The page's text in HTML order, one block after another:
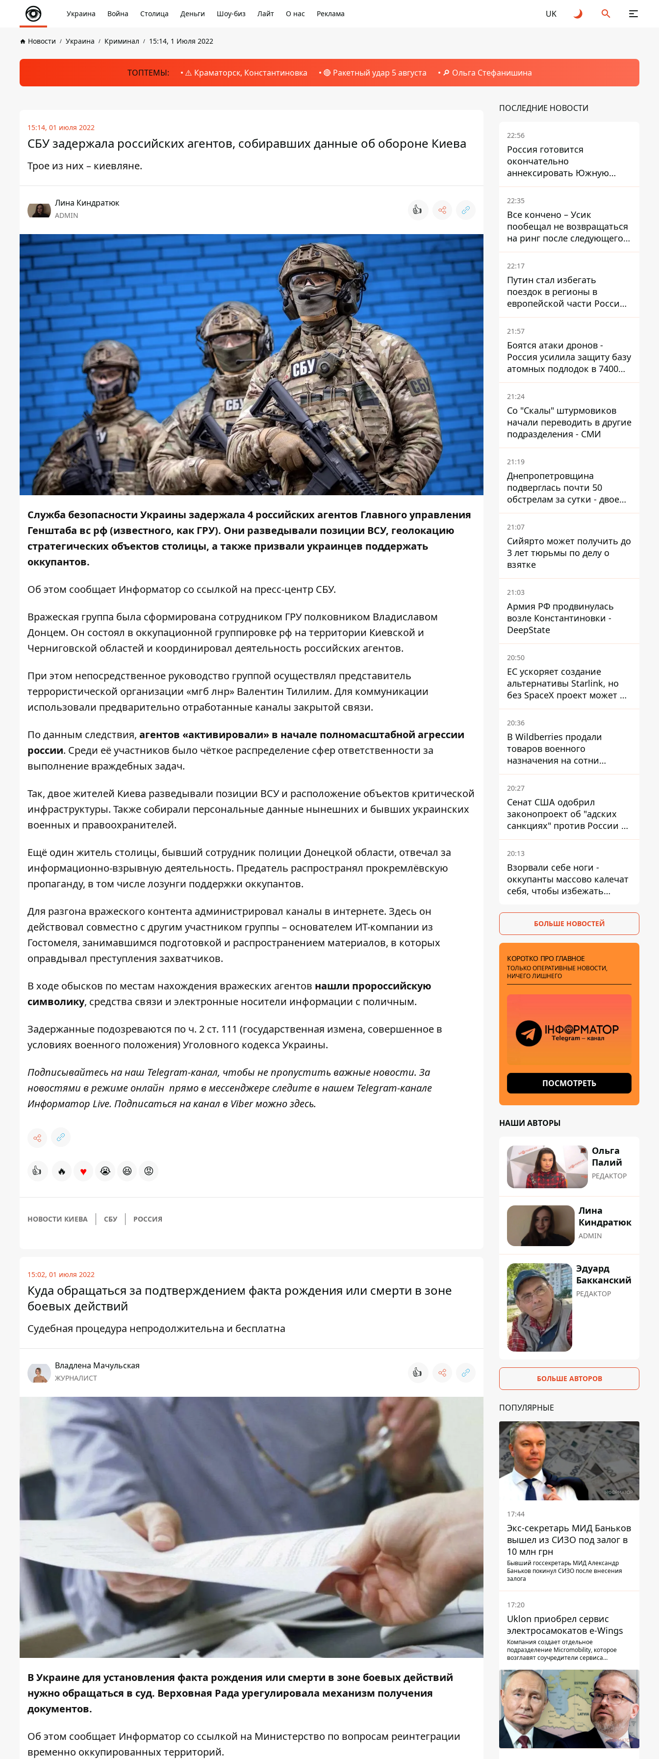
Украина Война Столица Деньги Шоу-биз Лайт О нас Реклама UK
Новости Украина Криминал 15:14, 1 Июля 2022
ТОПТЕМЫ: ⚠️ Краматорск, Константиновка 🔴 Ракетный удар 5 августа 🔎 Ольга Стефанишина
15:14, 01 июля 2022
СБУ задержала российских агентов, собиравших данные об обороне Киева
Трое из них – киевляне.
Лина Киндратюк
ADMIN 👍
Служба безопасности Украины задержала 4 российских агентов Главного управления
Генштаба вс рф (известного, как ГРУ). Они разведывали позиции ВСУ, геолокацию
стратегических объектов столицы, а также призвали украинцев поддержать
оккупантов.
Об этом сообщает Информатор со ссылкой на пресс-центр СБУ.
Вражеская группа была сформирована сотрудником ГРУ полковником Владиславом
Донцем. Он состоял в оккупационной группировке рф на территории Киевской и
Черниговской областей и координировал деятельность российских агентов.
При этом непосредственное руководство группой осуществлял представитель
террористической организации «мгб лнр» Валентин Тилилим. Для коммуникации
использовали предварительно отработанные каналы закрытой связи.
По данным следствия, агентов «активировали» в начале полномасштабной агрессии
россии. Среди её участников было чёткое распределение сфер ответственности за
выполнение враждебных задач.
Так, двое жителей Киева разведывали позиции ВСУ и расположение объектов критической
инфраструктуры. Также собирали персональные данные нынешних и бывших украинских
военных и правоохранителей.
Ещё один житель столицы, бывший сотрудник полиции Донецкой области, отвечал за
информационно-взрывную деятельность. Предатель распространял прокремлёвскую
пропаганду, в том числе лозунги поддержки оккупантов.
Для разгона вражеского контента администрировал каналы в интернете. Здесь он
действовал совместно с другим участником группы – основателем ИТ-компании из
Гостомеля, занимавшимся подготовкой и распространением материалов, в которых
оправдывал преступления захватчиков.
В ходе обысков по местам нахождения вражеских агентов нашли пророссийскую
символику, средства связи и электронные носители информации с поличным.
Задержанные подозреваются по ч. 2 ст. 111 (государственная измена, совершенное в
условиях военного положения) Уголовного кодекса Украины.
Подписывайтесь на наш Telegram-канал, чтобы не пропустить важные новости. За
новостями в режиме онлайн прямо в мессенджере следите в нашем Telegram-канале
Информатор Live. Подписаться на канал в Viber можноздесь.
👍 🔥 ♥ 😭 😆 😡
НОВОСТИ КИЕВА СБУ РОССИЯ
15:02, 01 июля 2022
Куда обращаться за подтверждением факта рождения или смерти в зоне
боевых действий
Судебная процедура непродолжительна и бесплатна
Владлена Мачульская
ЖУРНАЛИСТ 👍
В Украине для установления факта рождения или смерти в зоне боевых действий
нужно обращаться в суд. Верховная Рада урегулировала механизм получения
документов.
Об этом сообщает Информатор со ссылкой на Министерство по вопросам реинтеграции
временно оккупированных территорий.
ПОСЛЕДНИЕ НОВОСТИ
22:56
Россия готовится
окончательно
аннексировать Южную
Осетию – страны НАТО
обеспокоены
22:35
Все кончено – Усик
пообещал не возвращаться
на ринг после следующего
боя
22:17
Путин стал избегать
поездок в регионы в
европейской части России,
куда регулярно долетают
дроны
21:57
Боятся атаки дронов -
Россия усилила защиту базу
атомных подлодок в 7400
км от Украины
21:24
Со "Скалы" штурмовиков
начали переводить в другие
подразделения - СМИ
21:19
Днепропетровщина
подверглась почти 50
обстрелам за сутки - двое
погибших, шесть
пострадавших
21:07
Сийярто может получить до
3 лет тюрьмы по делу о
взятке
21:03
Армия РФ продвинулась
возле Константиновки -
DeepState
20:50
ЕС ускоряет создание
альтернативы Starlink, но
без SpaceX проект может не
обойтись
20:36
В Wildberries продали
товаров военного
назначения на сотни
миллионов, но удары ВСУ
изменили ситуацию
20:27
Сенат США одобрил
законопроект об "адских
санкциях" против России и
Ирана
20:13
Взорвали себе ноги -
оккупанты массово калечат
себя, чтобы избежать
БОЛЬШЕ НОВОСТЕЙ
КОРОТКО ПРО ГЛАВНОЕ
ТОЛЬКО ОПЕРАТИВНЫЕ НОВОСТИ,
НИЧЕГО ЛИШНЕГО
ПОСМОТРЕТЬ
НАШИ АВТОРЫ
Ольга
Палий
РЕДАКТОР
Лина
Киндратюк
ADMIN
Эдуард
Бакканский
РЕДАКТОР
БОЛЬШЕ АВТОРОВ
ПОПУЛЯРНЫЕ
17:44
Экс-секретарь МИД Баньков
вышел из СИЗО под залог в
10 млн грн
Бывший госсекретарь МИД Александр
Баньков покинул СИЗО после внесения
залога
17:20
Uklon приобрел сервис
электросамокатов e-Wings
Компания создает отдельное
подразделение Micromobility, которое
возглавят соучредители сервиса